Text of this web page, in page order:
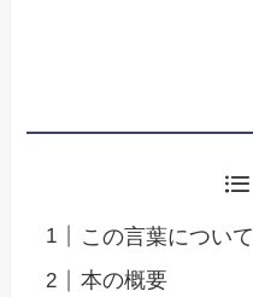
この言葉について
本の概要